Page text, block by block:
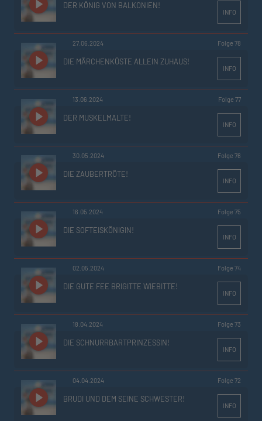
DER KÖNIG VON BALKONIEN!
INFO
27.06.2024 Folge 78
DIE MÄRCHENKÜSTE ALLEIN ZUHAUS!
INFO
13.06.2024 Folge 77
DER MUSKELMALTE!
INFO
30.05.2024 Folge 76
DIE ZAUBERTRÖTE!
INFO
16.05.2024 Folge 75
DIE SOFTEISKÖNIGIN!
INFO
02.05.2024 Folge 74
DIE GUTE FEE BRIGITTE WIEBITTE!
INFO
18.04.2024 Folge 73
DIE SCHNURRBARTPRINZESSIN!
INFO
04.04.2024 Folge 72
BRUDI UND DEM SEINE SCHWESTER!
INFO